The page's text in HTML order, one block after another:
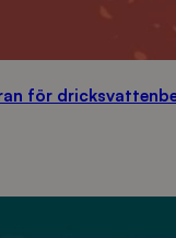
för